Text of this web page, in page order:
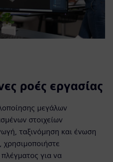
ροές εργασίας
μεγάλων
στοιχείων
ταξινόμηση και ένωση
χρησιμοποιήστε
για να